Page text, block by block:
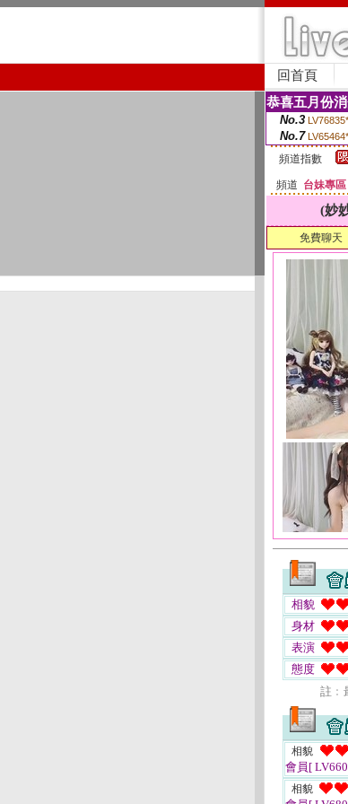
回首頁
恭喜五月份
No.3
No.7
頻道指數
頻道 台妹專區
(妙
免費聊天
相貌
身材
表演
態度
註﹕
相貌
會員[
相貌